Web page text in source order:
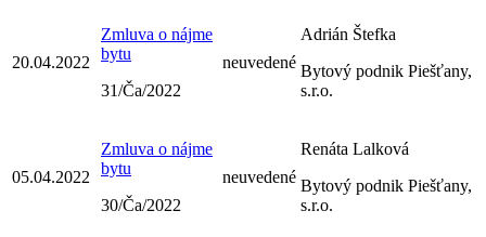
20.04.2022
Zmluva o nájme
bytu
31/Ča/2022
neuvedené
Adrián Štefka
Bytový podnik Piešťany,
s.r.o.
05.04.2022
Zmluva o nájme
bytu
30/Ča/2022
neuvedené
Renáta Lalková
Bytový podnik Piešťany,
s.r.o.